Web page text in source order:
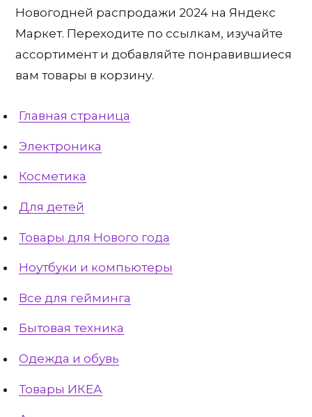
Новогодней распродажи 2024 на Яндекс
Маркет. Переходите по ссылкам, изучайте
ассортимент и добавляйте понравившиеся
вам товары в корзину.
Главная страница
Электроника
Косметика
Для детей
Товары для Нового года
Ноутбуки и компьютеры
Все для гейминга
Бытовая техника
Одежда и обувь
Товары ИКЕА